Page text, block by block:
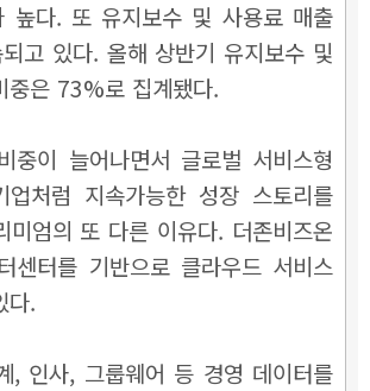
높다. 또 유지보수 및 사용료 매출
고 있다. 올해 상반기 유지보수 및
중은 73%로 집계됐다.
중이 늘어나면서 글로벌 서비스형
처럼 지속가능한 성장 스토리를
미엄의 또 다른 이유다. 더존비즈온
센터를 기반으로 클라우드 서비스
다.
, 인사, 그룹웨어 등 경영 데이터를